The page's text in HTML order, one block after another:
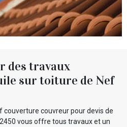
des travaux
sur toiture de Nef
couverture couvreur pour devis de
vous offre tous travaux et un